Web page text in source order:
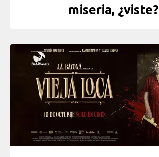
miseria, ¿viste?